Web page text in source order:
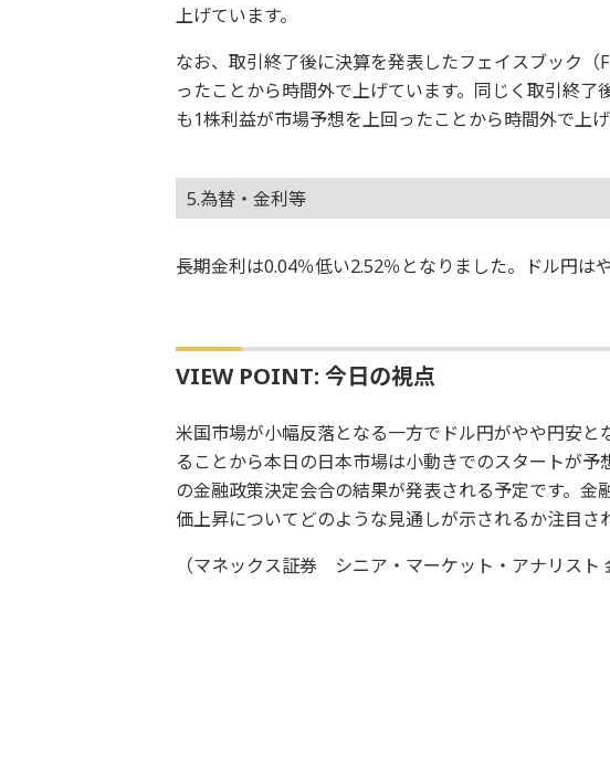
上げています。
なお、取引終了後に決算を発表したフェイスブック
ったことから時間外で上げています。同じく取引終了
も1株利益が市場予想を上回ったことから時間外で上げ
5.為替・金利等
長期金利は0.04％低い2.52％となりました。ドル円は
VIEW POINT: 今日の視点
米国市場が小幅反落となる一方でドル円がやや円安
ることから本日の日本市場は小動きでのスタートが
の金融政策決定会合の結果が発表される予定です。
価上昇についてどのような見通しが示されるか注目さ
（マネックス証券 シニア・マーケット・アナリスト